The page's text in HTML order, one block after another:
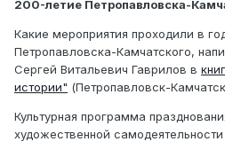
200-летие Петропавловска-
Какие мероприятия проходили в
Петропавловска-Камчатского,
Сергей Витальевич Гаврилов в
истории" (Петропавловск-
Культурная программа
художественной